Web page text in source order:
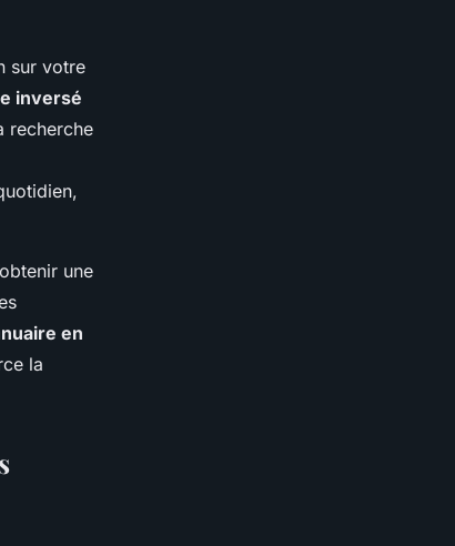
sur votre
inversé
recherche
une
en
la